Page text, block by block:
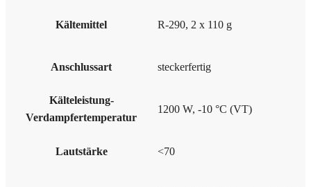
Kältemittel R-290, 2 x 110 g
Anschlussart steckerfertig
Kälteleistung-
Verdampfertemperatur
1200 W, -10 °C (VT)
Lautstärke <70